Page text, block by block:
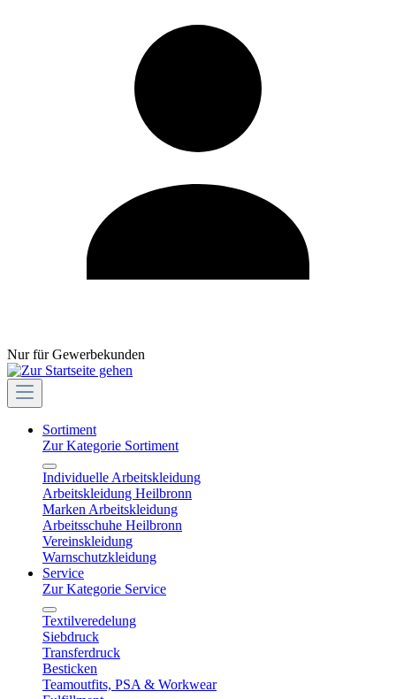
Nur für Gewerbekunden
Sortiment
Zur Kategorie Sortiment
Individuelle Arbeitskleidung
Arbeitskleidung Heilbronn
Marken Arbeitskleidung
Arbeitsschuhe Heilbronn
Vereinskleidung
Warnschutzkleidung
Service
Zur Kategorie Service
Textilveredelung
Siebdruck
Transferdruck
Besticken
Teamoutfits, PSA & Workwear